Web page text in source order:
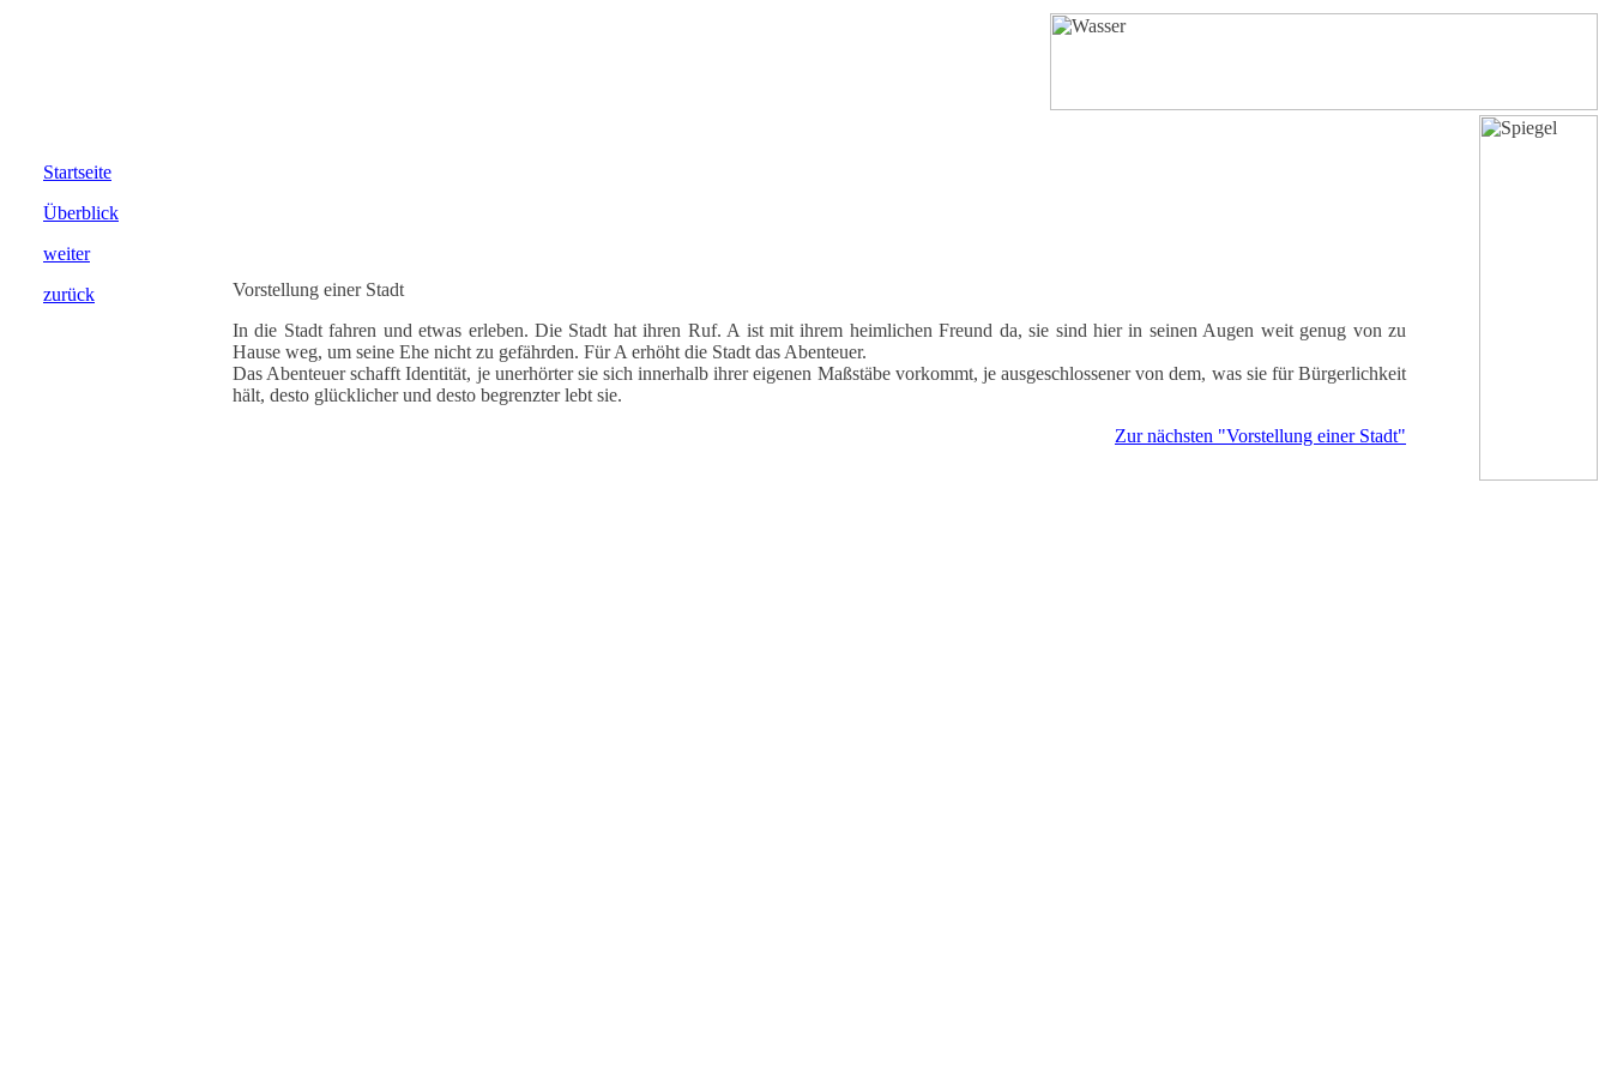
Startseite
Überblick
weiter
zurück
Vorstellung einer Stadt
In die Stadt fahren und etwas erleben. Die Stadt hat ihren Ruf. A ist mit ihrem heimlichen Freund da, sie sind hier in seinen Augen weit genug von zu
Hause weg, um seine Ehe nicht zu gefährden. Für A erhöht die Stadt das Abenteuer.
Das Abenteuer schafft Identität, je unerhörter sie sich innerhalb ihrer eigenen Maßstäbe vorkommt, je ausgeschlossener von dem, was sie für Bürgerlichkeit
hält, desto glücklicher und desto begrenzter lebt sie.
Zur nächsten "Vorstellung einer Stadt"